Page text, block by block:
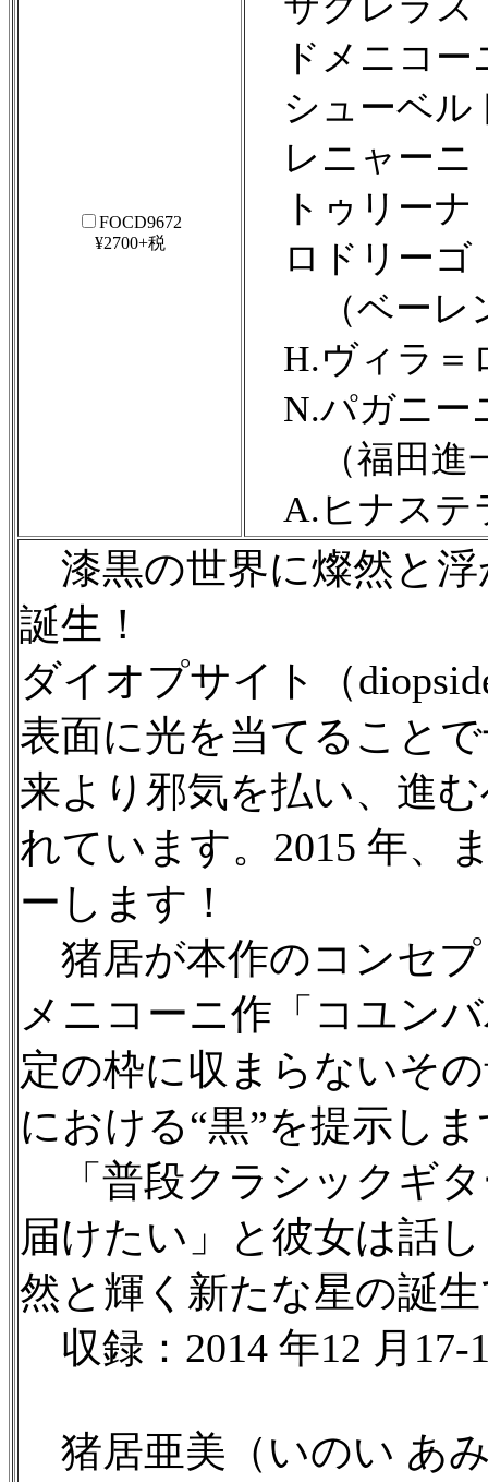
FOCD9672
¥2700+税
ドメニコー
シューベル
レニャーニ
トゥリーナ
ロドリーゴ
（ベーレ
H.ヴィラ＝
N.パガニー
（福田進
A.ヒナステ
漆黒の世界に燦然と浮
誕生！
ダイオプサイト（
表面に光を当てること
来より邪気を払い、進
れています。2015 年、
ーします！
猪居が本作のコンセプ
メニコーニ作「コユン
定の枠に収まらないそ
における“黒”を提示し
「普段クラシックギ
届けたい」と彼女は話
然と輝く新たな星の誕
収録：2014 年12 月17-
猪居亜美（いのい あ